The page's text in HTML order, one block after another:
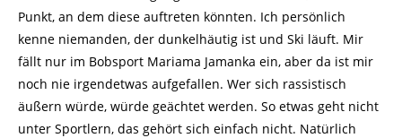
Punkt, an dem diese auftreten könnten. Ich persönlich
kenne niemanden, der dunkelhäutig ist und Ski läuft. Mir
fällt nur im Bobsport Mariama Jamanka ein, aber da ist mir
noch nie irgendetwas aufgefallen. Wer sich rassistisch
äußern würde, würde geächtet werden. So etwas geht nicht
unter Sportlern, das gehört sich einfach nicht. Natürlich